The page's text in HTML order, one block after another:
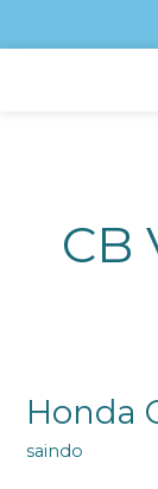
CB
Honda
saindo
Verza